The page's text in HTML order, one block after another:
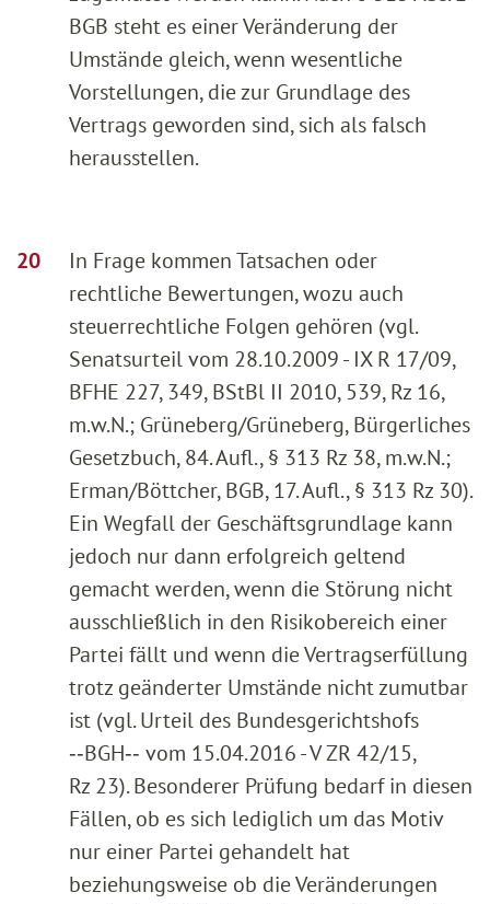
BGB steht es einer Veränderung der
Umstände gleich, wenn wesentliche
Vorstellungen, die zur Grundlage des
Vertrags geworden sind, sich als falsch
herausstellen.
In Frage kommen Tatsachen oder
rechtliche Bewertungen, wozu auch
steuerrechtliche Folgen gehören (vgl.
Senatsurteil vom 28.10.2009 - IX R 17/09,
BFHE 227, 349, BStBl II 2010, 539, Rz 16,
m.w.N.; Grüneberg/Grüneberg, Bürgerliches
Gesetzbuch, 84. Aufl., § 313 Rz 38, m.w.N.;
Erman/Böttcher, BGB, 17. Aufl., § 313 Rz 30).
Ein Wegfall der Geschäftsgrundlage kann
jedoch nur dann erfolgreich geltend
gemacht werden, wenn die Störung nicht
ausschließlich in den Risikobereich einer
Partei fällt und wenn die Vertragserfüllung
trotz geänderter Umstände nicht zumutbar
ist (vgl. Urteil des Bundesgerichtshofs
‑‑BGH‑‑ vom 15.04.2016 - V ZR 42/15,
Rz 23). Besonderer Prüfung bedarf in diesen
Fällen, ob es sich lediglich um das Motiv
nur einer Partei gehandelt hat
beziehungsweise ob die Veränderungen